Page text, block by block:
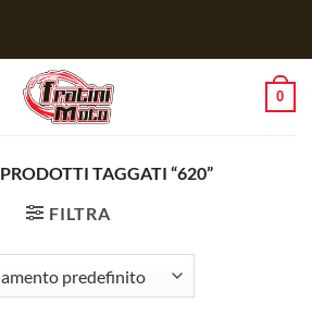
0
PRODOTTI TAGGATI “620”
FILTRA